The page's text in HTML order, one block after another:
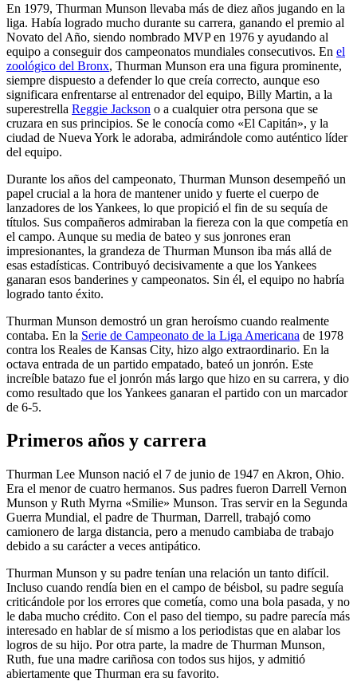
En 1979, Thurman Munson llevaba más de diez años jugando en la
liga. Había logrado mucho durante su carrera, ganando el premio al
Novato del Año, siendo nombrado MVP en 1976 y ayudando al
equipo a conseguir dos campeonatos mundiales consecutivos. En el
zoológico del Bronx, Thurman Munson era una figura prominente,
siempre dispuesto a defender lo que creía correcto, aunque eso
significara enfrentarse al entrenador del equipo, Billy Martin, a la
superestrella Reggie Jackson o a cualquier otra persona que se
cruzara en sus principios. Se le conocía como «El Capitán», y la
ciudad de Nueva York le adoraba, admirándole como auténtico líder
del equipo.
Durante los años del campeonato, Thurman Munson desempeñó un
papel crucial a la hora de mantener unido y fuerte el cuerpo de
lanzadores de los Yankees, lo que propició el fin de su sequía de
títulos. Sus compañeros admiraban la fiereza con la que competía en
el campo. Aunque su media de bateo y sus jonrones eran
impresionantes, la grandeza de Thurman Munson iba más allá de
esas estadísticas. Contribuyó decisivamente a que los Yankees
ganaran esos banderines y campeonatos. Sin él, el equipo no habría
logrado tanto éxito.
Thurman Munson demostró un gran heroísmo cuando realmente
contaba. En la Serie de Campeonato de la Liga Americana de 1978
contra los Reales de Kansas City, hizo algo extraordinario. En la
octava entrada de un partido empatado, bateó un jonrón. Este
increíble batazo fue el jonrón más largo que hizo en su carrera, y dio
como resultado que los Yankees ganaran el partido con un marcador
de 6-5.
Primeros años y carrera
Thurman Lee Munson nació el 7 de junio de 1947 en Akron, Ohio.
Era el menor de cuatro hermanos. Sus padres fueron Darrell Vernon
Munson y Ruth Myrna «Smilie» Munson. Tras servir en la Segunda
Guerra Mundial, el padre de Thurman, Darrell, trabajó como
camionero de larga distancia, pero a menudo cambiaba de trabajo
debido a su carácter a veces antipático.
Thurman Munson y su padre tenían una relación un tanto difícil.
Incluso cuando rendía bien en el campo de béisbol, su padre seguía
criticándole por los errores que cometía, como una bola pasada, y no
le daba mucho crédito. Con el paso del tiempo, su padre parecía más
interesado en hablar de sí mismo a los periodistas que en alabar los
logros de su hijo. Por otra parte, la madre de Thurman Munson,
Ruth, fue una madre cariñosa con todos sus hijos, y admitió
abiertamente que Thurman era su favorito.